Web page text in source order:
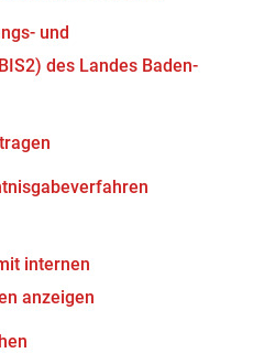
und
des Landes Baden-
internen
anzeigen